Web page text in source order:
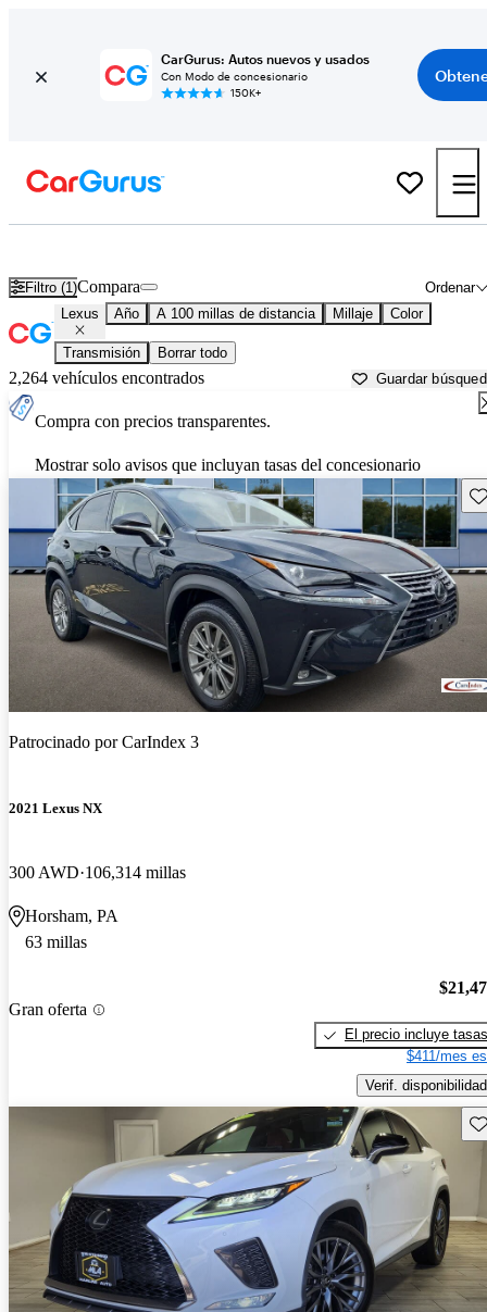
CarGurus: Autos nuevos y usados
Con Modo de concesionario
150K+
Filtro (1) Ordenar
Compara
Lexus Año A 100 millas de distancia Millaje Color
Transmisión Borrar todo
2,264 vehículos encontrados Guardar
Compra con precios transparentes.
Mostrar solo avisos que incluyan tasas del concesionario
Patrocinado porCarIndex 3
2021 Lexus NX
300 AWD 106,314 millas
Horsham, PA
63 millas
Gran oferta
El precio incluye tasas
$411/mes
Verif. disponibilidad